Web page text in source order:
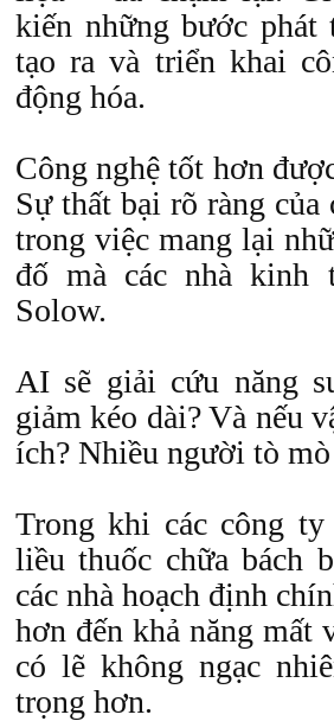
kiến những bước
tạo ra và triển khai
động hóa.
Công nghệ tốt hơn
Sự thất bại rõ ràng
trong việc mang lại
đố mà các nhà
Solow.
AI sẽ giải cứu năng
giảm kéo dài? Và nếu
ích? Nhiều người tò
Trong khi các công
liều thuốc chữa bách
các nhà hoạch định
hơn đến khả năng mất
có lẽ không ngạc
trọng hơn.